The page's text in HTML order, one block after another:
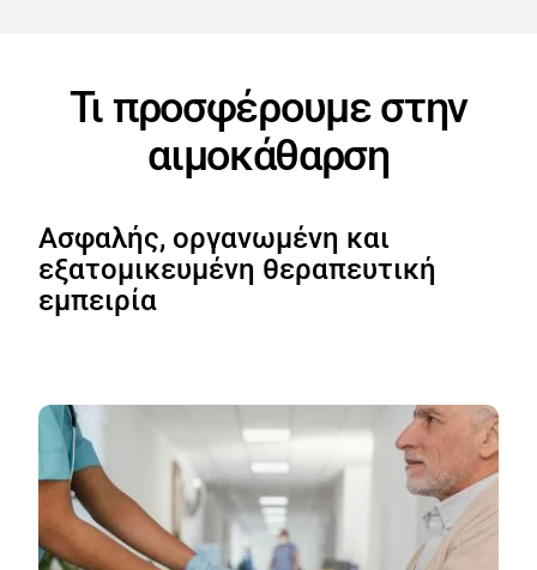
Τι προσφέρουμε στην
αιμοκάθαρση
Ασφαλής, οργανωμένη και
εξατομικευμένη θεραπευτική
εμπειρία